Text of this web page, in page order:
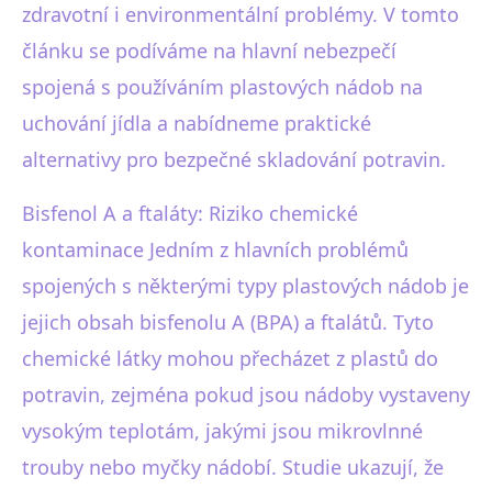
zdravotní i environmentální problémy. V tomto
článku se podíváme na hlavní nebezpečí
spojená s používáním plastových nádob na
uchování jídla a nabídneme praktické
alternativy pro bezpečné skladování potravin.
Bisfenol A a ftaláty: Riziko chemické
kontaminace Jedním z hlavních problémů
spojených s některými typy plastových nádob je
jejich obsah bisfenolu A (BPA) a ftalátů. Tyto
chemické látky mohou přecházet z plastů do
potravin, zejména pokud jsou nádoby vystaveny
vysokým teplotám, jakými jsou mikrovlnné
trouby nebo myčky nádobí. Studie ukazují, že